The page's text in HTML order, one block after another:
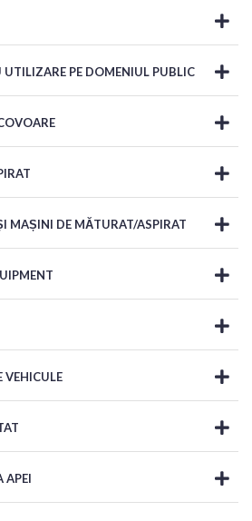
UTILIZARE PE DOMENIUL PUBLIC
MAȘINI DE MĂTURAT/ASPIRAT
VEHICULE
APEI